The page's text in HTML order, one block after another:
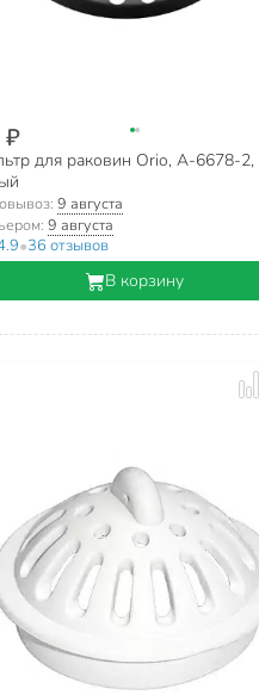
₽
для раковин Orio, А-6678-2,
9 августа
9 августа
•36 отзывов
В корзину